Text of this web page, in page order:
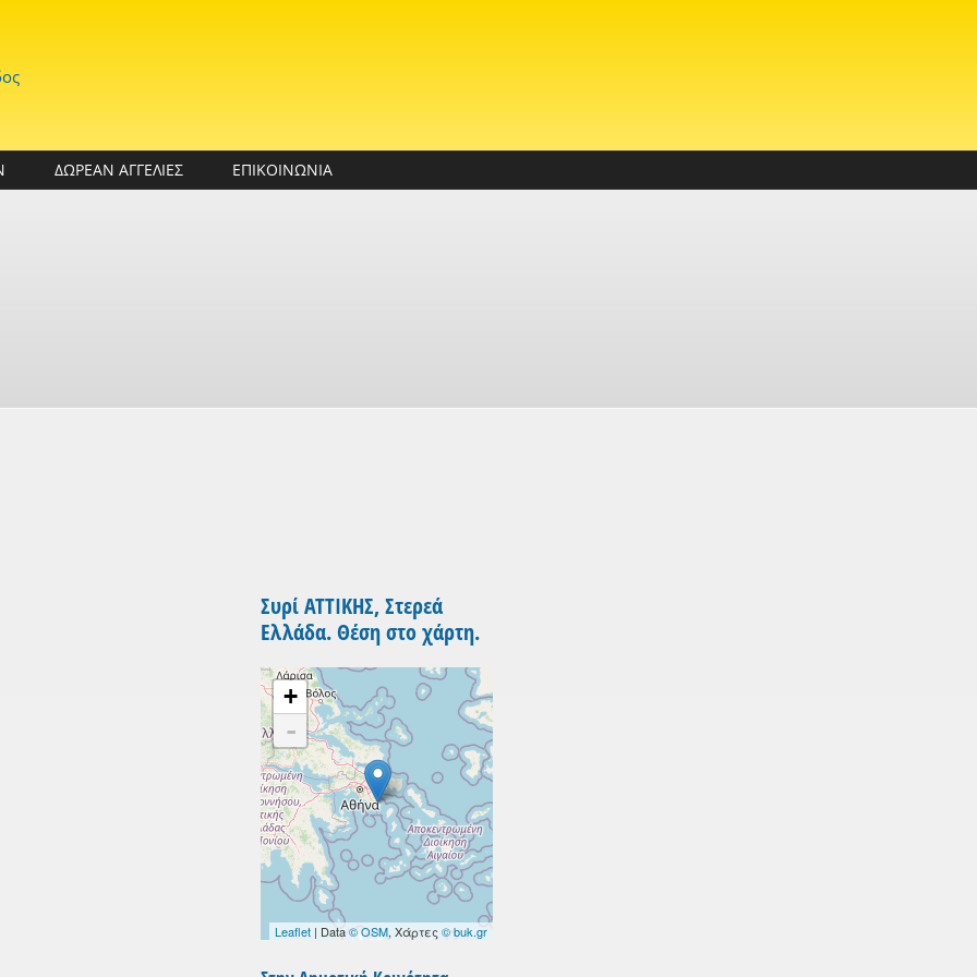
ΔΩΡΕΑΝ ΑΓΓΕΛΙΕΣ ΕΠΙΚΟΙΝΩΝΙΑ
Συρί ΑΤΤΙΚΗΣ, Στερεά
Ελλάδα. Θέση στο χάρτη.
+
-
Leaflet| Data© OSM, Χάρτες © buk.gr